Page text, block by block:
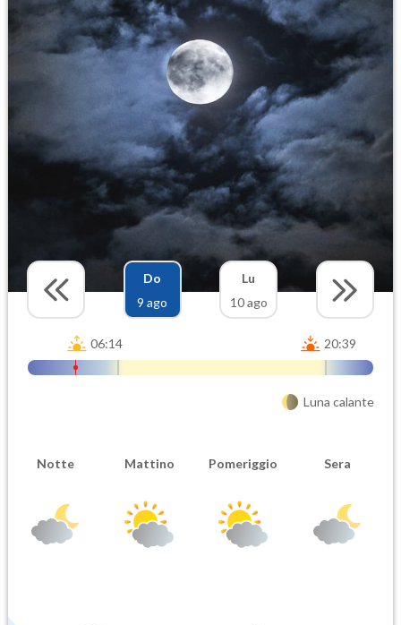
Do
9 ago
Lu
10 ago
06:14 20:39
Luna calante
Notte Mattino Pomeriggio Sera